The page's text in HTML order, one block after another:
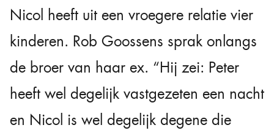
Nicol heeft uit een vroegere relatie vier
kinderen. Rob Goossens sprak onlangs
de broer van haar ex. “Hij zei: Peter
heeft wel degelijk vastgezeten een nacht
en Nicol is wel degelijk degene die